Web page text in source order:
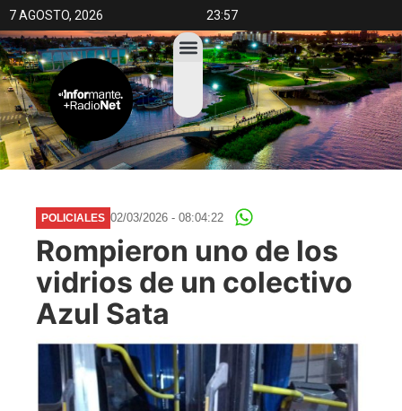
7 AGOSTO, 2026 23:57
POLICIALES 02/03/2026 - 08:04:22
Rompieron uno de los
vidrios de un colectivo
Azul Sata